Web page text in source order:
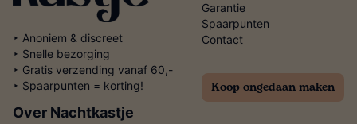
‣ Anoniem & discreet
‣ Snelle bezorging
‣ Gratis verzending vanaf 60,-
‣ Spaarpunten = korting!
Garantie
Spaarpunten
Contact
Koop ongedaan maken
Over Nachtkastje